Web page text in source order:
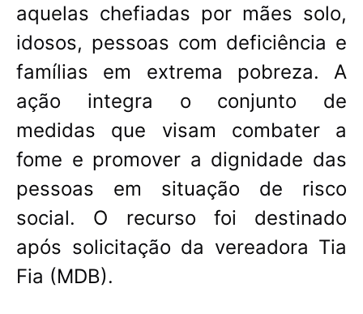
aquelas chefiadas por mães solo,
idosos, pessoas com deficiência e
famílias em extrema pobreza. A
ação integra o conjunto de
medidas que visam combater a
fome e promover a dignidade das
pessoas em situação de risco
social. O recurso foi destinado
após solicitação da vereadora Tia
Fia (MDB).